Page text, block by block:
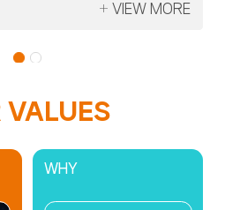
VIEW MORE
VIEW MORE
VIEW MORE
VIEW MORE
VALUES
WHY